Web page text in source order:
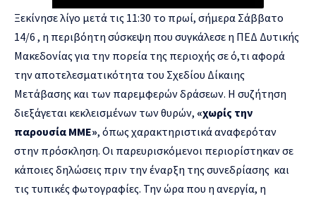
Ξεκίνησε λίγο μετά τις 11:30 το πρωί, σήμερα Σάββατο
14/6 , η περιβόητη σύσκεψη που συγκάλεσε η ΠΕΔ Δυτικής
Μακεδονίας για την πορεία της περιοχής σε ό,τι αφορά
την αποτελεσματικότητα του Σχεδίου Δίκαιης
Μετάβασης και των παρεμφερών δράσεων. Η συζήτηση
διεξάγεται κεκλεισμένων των θυρών, «χωρίς την
παρουσία ΜΜΕ», όπως χαρακτηριστικά αναφερόταν
στην πρόσκληση. Οι παρευρισκόμενοι περιορίστηκαν σε
κάποιες δηλώσεις πριν την έναρξη της συνεδρίασης και
τις τυπικές φωτογραφίες. Την ώρα που η ανεργία, η